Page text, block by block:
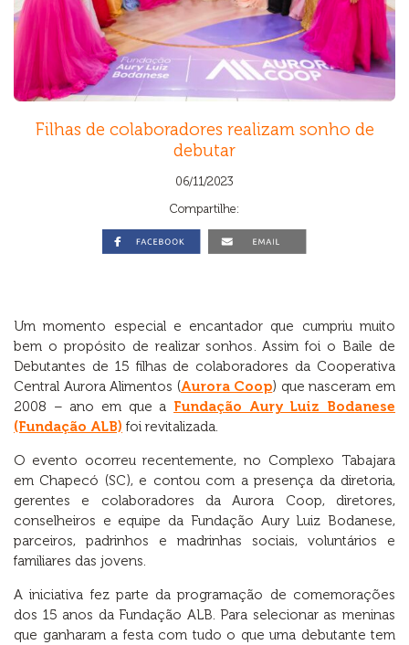
Filhas de colaboradores realizam sonho de
debutar
06/11/2023
Compartilhe:
Um momento especial e encantador que cumpriu muito
bem o propósito de realizar sonhos. Assim foi o Baile de
Debutantes de 15 filhas de colaboradores da Cooperativa
Central Aurora Alimentos (Aurora Coop) que nasceram em
2008 – ano em que a Fundação Aury Luiz Bodanese
(Fundação ALB) foi revitalizada.
O evento ocorreu recentemente, no Complexo Tabajara
em Chapecó (SC), e contou com a presença da diretoria,
gerentes e colaboradores da Aurora Coop, diretores,
conselheiros e equipe da Fundação Aury Luiz Bodanese,
parceiros, padrinhos e madrinhas sociais, voluntários e
familiares das jovens.
A iniciativa fez parte da programação de comemorações
dos 15 anos da Fundação ALB. Para selecionar as meninas
que ganharam a festa com tudo o que uma debutante tem